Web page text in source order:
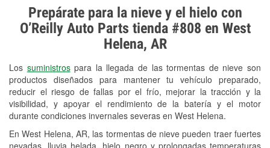
Prepárate para la nieve y el hielo con
O’Reilly Auto Parts tienda #808 en West
Helena, AR
Los suministrospara la llegada de las tormentas de nieve son
productos diseñados para mantener tu vehículo preparado,
reducir el riesgo de fallas por el frío, mejorar la tracción y la
visibilidad, y apoyar el rendimiento de la batería y el motor
durante condiciones invernales severas en West Helena.
En West Helena, AR, las tormentas de nieve pueden traer fuertes
Prueba de alternadores y
arrancadores
Revisión de la luz "Check Engine"
Reciclaje de baterías y aceite
Instalación de bombillas de faros
Instalación de limpiaparabrisas
Programa de Préstamo de